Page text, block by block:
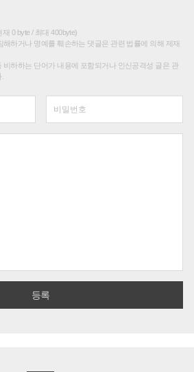
0 byte / 최대 400byte)
해하거나 명예를 훼손하는 댓글은 관련 법률에 의해 제재
비하하는 단어가 내용에 포함되거나 인신공격성 글은 관